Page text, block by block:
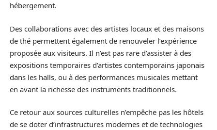
hébergement.
Des collaborations avec des artistes locaux et des maisons
de thé permettent également de renouveler l’expérience
proposée aux visiteurs. Il n’est pas rare d’assister à des
expositions temporaires d’artistes contemporains japonais
dans les halls, ou à des performances musicales mettant
en avant la richesse des instruments traditionnels.
Ce retour aux sources culturelles n’empêche pas les hôtels
de se doter d’infrastructures modernes et de technologies